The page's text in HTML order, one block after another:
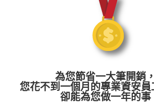
為您節省一大筆開銷，
您花不到一個月的專業資安員
卻能為您做一年的事